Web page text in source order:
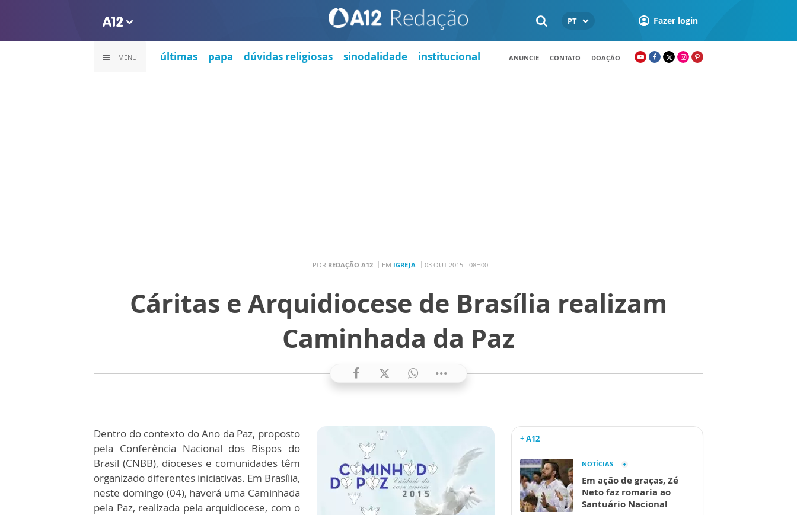
PT Fazer login
MENU últimas papa dúvidas religiosas sinodalidade institucional ANUNCIE CONTATO DOAÇÃO
POR REDAÇÃO A12 EM IGREJA 03 OUT 2015 - 08H00
Cáritas e Arquidiocese de Brasília realizam
Caminhada da Paz
Dentro do contexto do Ano da Paz, proposto
pela Conferência Nacional dos Bispos do
Brasil (CNBB), dioceses e comunidades têm
organizado diferentes iniciativas. Em Brasília,
neste domingo (04), haverá uma Caminhada
pela Paz, realizada pela arquidiocese, com o
+ A12
NOTÍCIAS
Em ação de graças, Zé
Neto faz romaria ao
Santuário Nacional